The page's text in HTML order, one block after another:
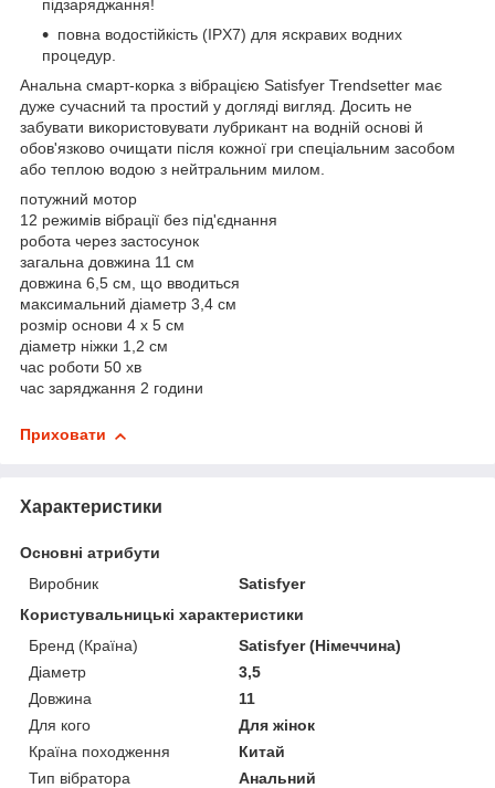
підзаряджання!
повна водостійкість (IPX7) для яскравих водних
процедур.
Анальна смарт-корка з вібрацією Satisfyer Trendsetter має
дуже сучасний та простий у догляді вигляд. Досить не
забувати використовувати лубрикант на водній основі й
обов'язково очищати після кожної гри спеціальним засобом
або теплою водою з нейтральним милом.
потужний мотор
12 режимів вібрації без під'єднання
робота через застосунок
загальна довжина 11 см
довжина 6,5 см, що вводиться
максимальний діаметр 3,4 см
розмір основи 4 х 5 см
діаметр ніжки 1,2 см
час роботи 50 хв
час заряджання 2 години
Приховати
Характеристики
Основні атрибути
Виробник
Satisfyer
Користувальницькі характеристики
Бренд (Країна)
Satisfyer (Німеччина)
Діаметр
3,5
Довжина
11
Для кого
Для жінок
Країна походження
Китай
Тип вібратора
Анальний